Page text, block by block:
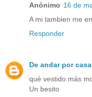
Anónimo 16 de
A mi tambien me
Responder
De andar por casa
qué vestido más
Un besito